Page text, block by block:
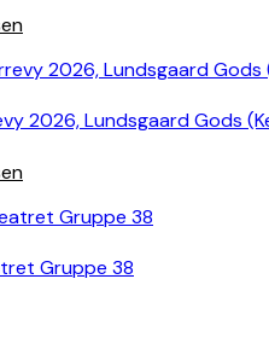
2026, Lundsgaard Gods
Gruppe 38